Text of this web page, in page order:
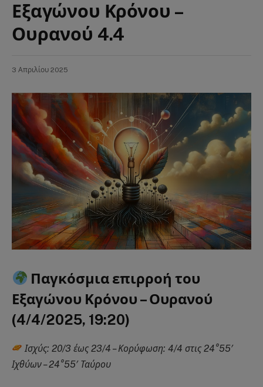
Εξαγώνου Κρόνου –
Ουρανού 4.4
3 Απριλίου 2025
Παγκόσμια επιρροή του
Εξαγώνου Κρόνου – Ουρανού
(4/4/2025, 19:20)
Ισχύς: 20/3 έως 23/4 – Κορύφωση: 4/4 στις 24°55′
Ιχθύων – 24°55′ Ταύρου